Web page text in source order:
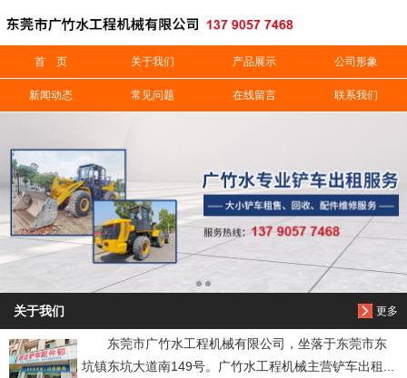
首 页 关于我们 产品展示 公司形象
新闻动态 常见问题 在线留言 联系我们
更多
关于我们
东莞市广竹水工程机械有限公司，坐落于东莞市东
坑镇东坑大道南149号。广竹水工程机械主营铲车出租...
信息搜索
搜索